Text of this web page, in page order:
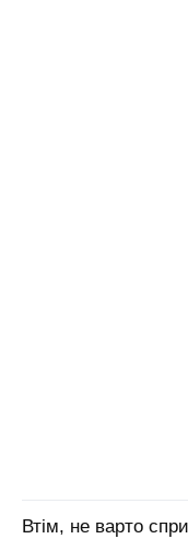
Втім, не варто